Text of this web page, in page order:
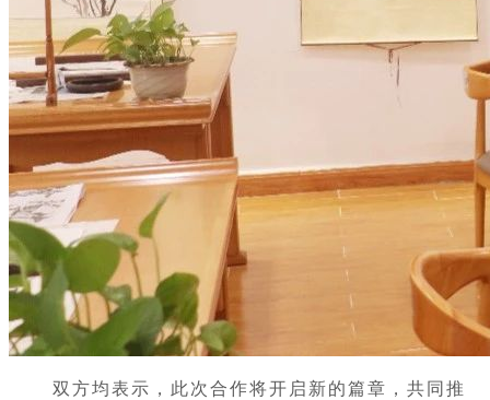
双方均表示，此次合作将开启新的篇章，共同推